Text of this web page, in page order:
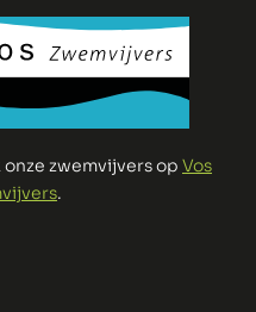
onze zwemvijvers op Vos
.